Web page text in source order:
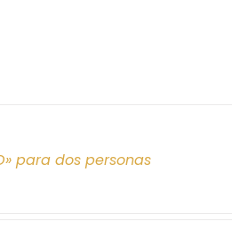
para dos personas